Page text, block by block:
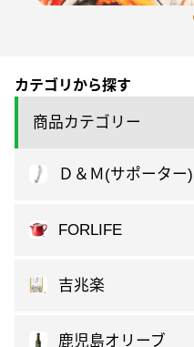
カテゴリから探す
商品カテゴリー
Ｄ＆Ｍ(サポーター)
FORLIFE
吉兆楽
鹿児島オリーブ